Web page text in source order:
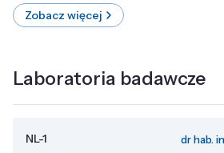
Zobacz więcej
Laboratoria badawcze
NL-1 dr hab.